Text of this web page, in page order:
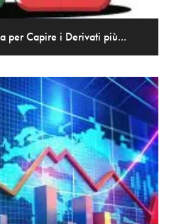
per Capire i Derivati più...